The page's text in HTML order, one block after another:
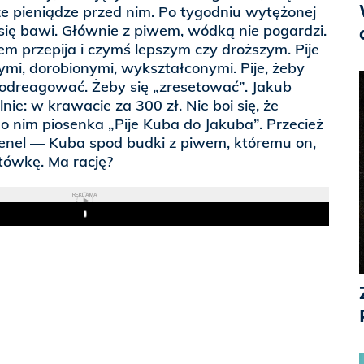
pieniądze przed nim. Po tygodniu wytężonej
bawi. Głównie z piwem, wódką nie pogardzi.
przepija i czymś lepszym czy droższym. Pije
dorobionymi, wykształconymi. Pije, żeby
Żeby się „zresetować”. Jakub
w krawacie za 300 zł. Nie boi się, że
nim piosenka „Pije Kuba do Jakuba”. Przecież
— Kuba spod budki z piwem, któremu on,
Ma rację?
REKLAMA
Play